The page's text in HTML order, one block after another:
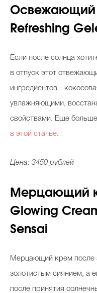
Освежающий
Refreshing
Если после солнца
в отпуск этот
ингредиентов -
увлажняющими,
свойствами. Еще
в этой статье.
Цена: 3450 рублей
Мерцающий
Glowing
Sensai
Мерцающий крем после
золотистым сиянием, а
после принятия